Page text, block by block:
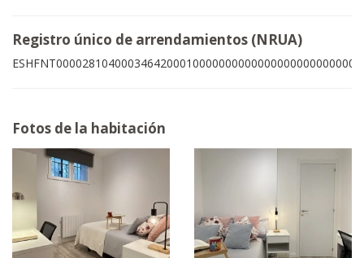
Registro único de arrendamientos (NRUA)
ESHFNT00002810400034642000100000000000000000000000001
Fotos de la habitación